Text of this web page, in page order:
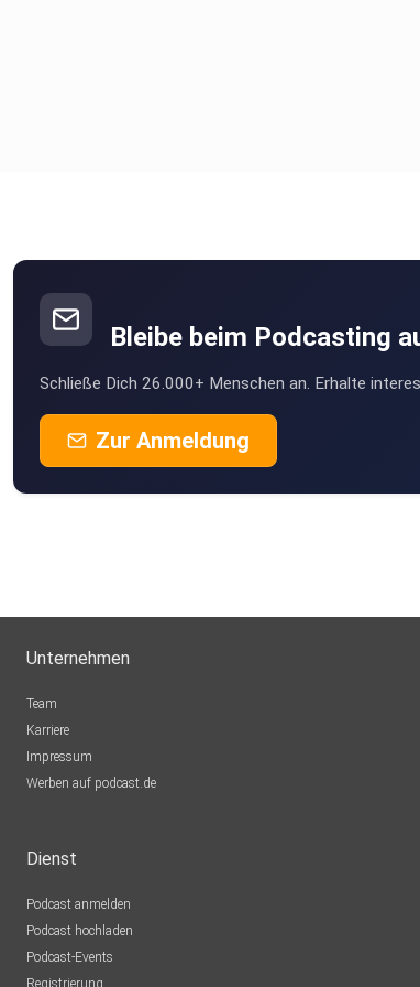
Bleibe beim Podcasting
Schließe Dich 26.000+ Menschen an. Erhalte
Zur Anmeldung
Unternehmen
Team
Karriere
Impressum
Werben auf podcast.de
Dienst
Podcast anmelden
Podcast hochladen
Podcast-Events
Registrierung